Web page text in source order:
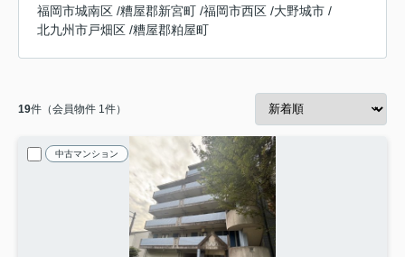
福岡市城南区 /糟屋郡新宮町 /福岡市西区 /大野城市 /
北九州市戸畑区 /糟屋郡粕屋町
19件（会員物件 1件）
中古マンション